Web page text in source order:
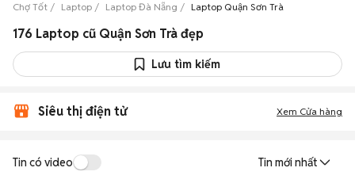
Chợ Tốt Laptop Laptop Đà Nẵng Laptop Quận Sơn Trà
176 Laptop cũ Quận Sơn Trà đẹp
Lưu tìm kiếm
Siêu thị điện tử Xem Cửa hàng
Tin có video Tin mới nhất